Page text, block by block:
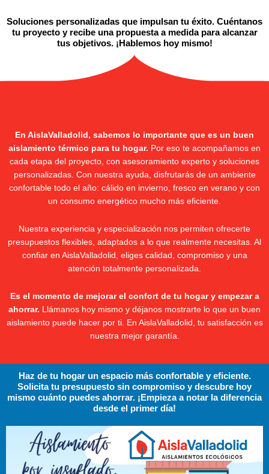
Soluciones personalizadas que impulsan tu éxito. Cuéntanos
tu proyecto y recibe una propuesta a medida para alcanzar
tus objetivos. ¡Hablemos hoy mismo!
En AislaValladolid, sabemos lo importante que es un buen
aislamiento térmico para tu hogar. Por eso te acompañamos en
cada etapa del proyecto, con asesoramiento experto y soluciones
personalizadas. Con nuestra ayuda, disfrutarás de un ambiente
confortable todo el año: cálido en invierno, fresco en verano y con
un consumo energético mucho más eficiente.
Nuestra experiencia y especialización nos permiten ofrecerte
presupuestos flexibles, adaptados a lo que realmente necesitas. Al
confiar en AislaValladolid, eliges calidad, compromiso y una
atención totalmente personalizada.
Es el momento de mejorar el confort de tu hogar y empezar a
ahorrar. Llámanos hoy mismo y déjanos mostrarte lo que un buen
aislamiento puede hacer por ti. En AislaValladolid, tu satisfacción es
nuestra mejor garantía.
Haz de tu hogar un espacio más confortable y eficiente.
Solicita tu presupuesto sin compromiso y descubre hoy
mismo cuánto puedes ahorrar. ¡Empieza a notar la diferencia
desde el primer día!